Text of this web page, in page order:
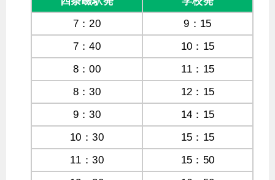
7：20
9：15
7：40
10：15
8：00
11：15
8：30
12：15
9：30
14：15
10：30
15：15
11：30
15：50